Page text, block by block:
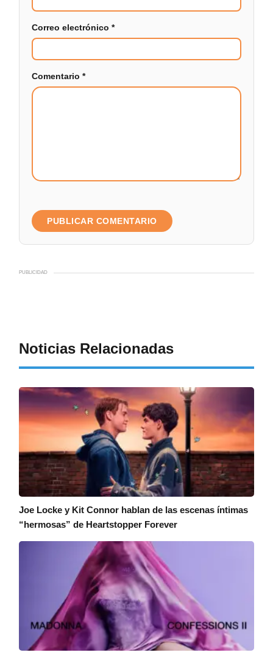
Correo electrónico*
Comentario*
PUBLICIDAD
Noticias Relacionadas
Joe Locke y Kit Connor hablan de las escenas íntimas
“hermosas” de Heartstopper Forever